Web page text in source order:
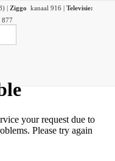
| Ziggo kanaal 916 | Televisie:
877